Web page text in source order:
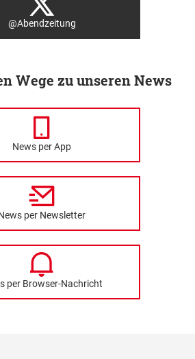
@Abendzeitung
Wege zu unseren News
News per App
per Newsletter
per Browser-Nachricht